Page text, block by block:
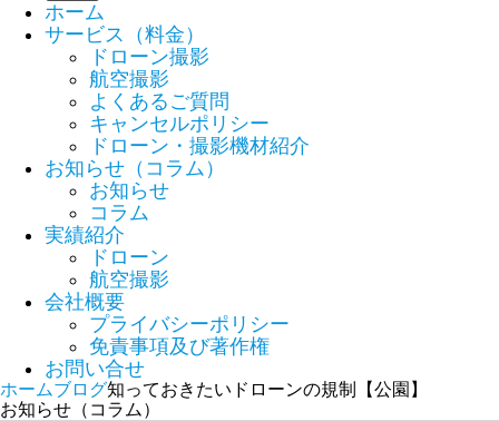
ホーム
サービス（料金）
ドローン撮影
航空撮影
よくあるご質問
キャンセルポリシー
ドローン・撮影機材紹介
お知らせ（コラム）
お知らせ
コラム
実績紹介
ドローン
航空撮影
会社概要
プライバシーポリシー
免責事項及び著作権
お問い合せ
ホームブログ知っておきたいドローンの規制【公園】
お知らせ（コラム）